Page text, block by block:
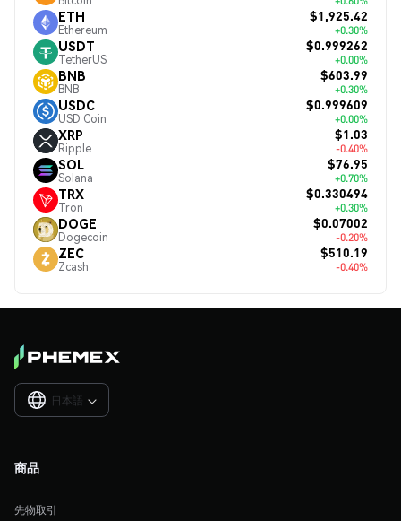
ETH
Ethereum
$1,925.42
+0.30%
USDT
TetherUS
$0.999262
+0.00%
BNB
BNB
$603.99
+0.30%
USDC
USD Coin
$0.999609
+0.00%
XRP
Ripple
$1.03
-0.40%
SOL
Solana
$76.95
+0.70%
TRX
Tron
$0.330494
+0.30%
DOGE
Dogecoin
$0.07002
-0.20%
ZEC
Zcash
$510.19
-0.40%
日本語 
商品
先物取引